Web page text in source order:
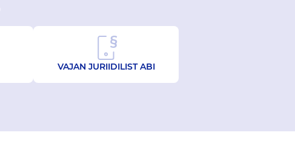
VAJAN JURIIDILIST ABI